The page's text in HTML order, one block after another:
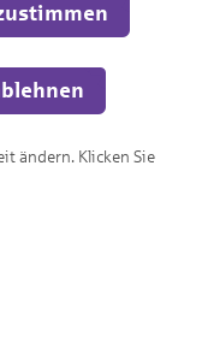
ändern. Klicken Sie